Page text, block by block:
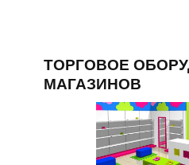
ТОРГОВОЕ
МАГАЗИНОВ